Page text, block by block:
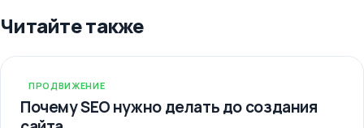
Читайте также
ПРОДВИЖЕНИЕ
Почему SEO нужно делать до создания